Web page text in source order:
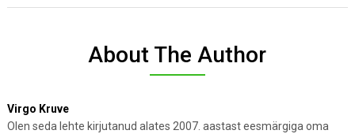
About The Author
Virgo Kruve
Olen seda lehte kirjutanud alates 2007. aastast eesmärgiga oma